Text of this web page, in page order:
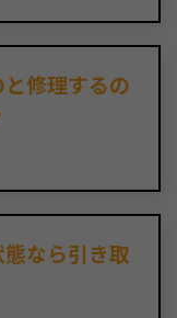
修理するの
なら引き取